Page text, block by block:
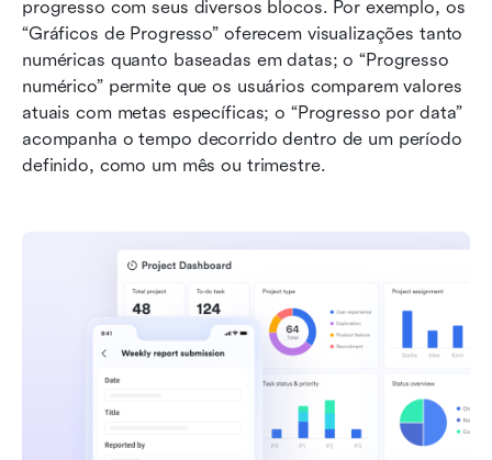
progresso com seus diversos blocos. Por exemplo, os
“Gráficos de Progresso” oferecem visualizações tanto
numéricas quanto baseadas em datas; o “Progresso
numérico” permite que os usuários comparem valores
atuais com metas específicas; o “Progresso por data”
acompanha o tempo decorrido dentro de um período
definido, como um mês ou trimestre.